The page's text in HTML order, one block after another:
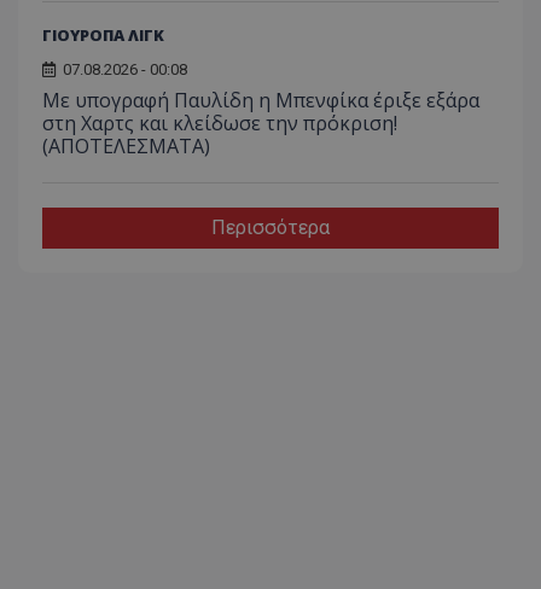
ΓΙΟΥΡΟΠΑ ΛΙΓΚ
07.08.2026 - 00:08
Με υπογραφή Παυλίδη η Μπενφίκα έριξε εξάρα
στη Χαρτς και κλείδωσε την πρόκριση!
(ΑΠΟΤΕΛΕΣΜΑΤΑ)
Περισσότερα